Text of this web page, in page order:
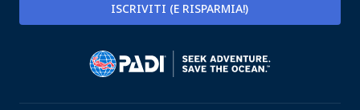
ISCRIVITI (E RISPARMIA!)